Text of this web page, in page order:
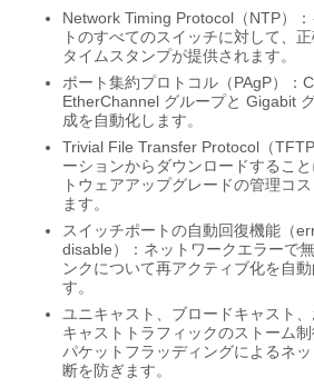
Network Timing Protocol（NTP）
トのすべてのスイッチに対して、
タイムスタンプが提供されます。
ポート集約プロトコル（PAgP）：
EtherChannel グループと Gigabit
成を自動化します。
Trivial File Transfer Protocol（
ーションからダウンロードするこ
トウェアアップグレードの管理コ
ます。
スイッチポートの自動回復機能（
disable）：ネットワークエラーで
ンクについて再アクティブ化を自
す。
ユニキャスト、ブロードキャスト
キャストトラフィックのストーム
パケットフラッディングによるネ
断を防ぎます。